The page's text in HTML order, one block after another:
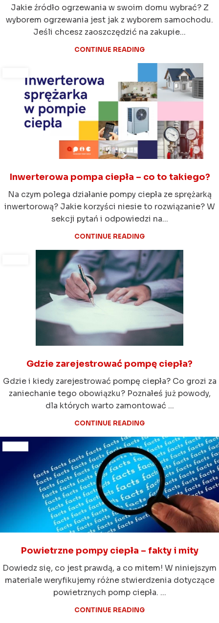
Jakie źródło ogrzewania w swoim domu wybrać? Z
wyborem ogrzewania jest jak z wyborem samochodu.
Jeśli chcesz zaoszczędzić na zakupie...
CONTINUE READING
Inwerterowa pompa ciepła – co to takiego?
Na czym polega działanie pompy ciepła ze sprężarką
inwertorową? Jakie korzyści niesie to rozwiązanie? W
sekcji pytań i odpowiedzi na...
CONTINUE READING
Gdzie zarejestrować pompę ciepła?
Gdzie i kiedy zarejestrować pompę ciepła? Co grozi za
zaniechanie tego obowiązku? Poznałeś już powody,
dla których warto zamontować ...
CONTINUE READING
Powietrzne pompy ciepła – fakty i mity
Dowiedz się, co jest prawdą, a co mitem! W niniejszym
materiale weryfikujemy różne stwierdzenia dotyczące
powietrznych pomp ciepła. ...
CONTINUE READING